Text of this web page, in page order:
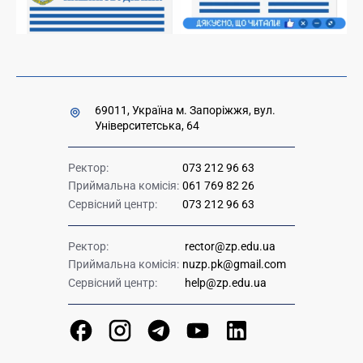
Урядова "гаряча лінія" 1545
69011, Україна м. Запоріжжя, вул.
Університетська, 64
Ректор:
073 212 96 63
Приймальна комісія: 061 769 82 26
Сервісний центр:
073 212 96 63
Ректор:
rector@zp.edu.ua
Приймальна комісія: nuzp.pk@gmail.com
Сервісний центр:
help@zp.edu.ua